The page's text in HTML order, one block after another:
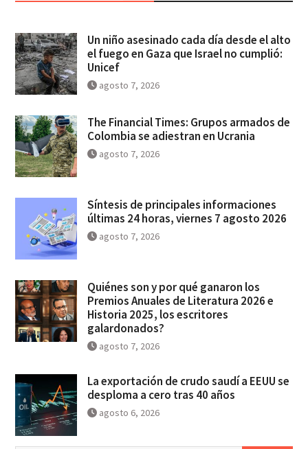
Un niño asesinado cada día desde el alto
el fuego en Gaza que Israel no cumplió:
Unicef
agosto 7, 2026
The Financial Times: Grupos armados de
Colombia se adiestran en Ucrania
agosto 7, 2026
Síntesis de principales informaciones
últimas 24 horas, viernes 7 agosto 2026
agosto 7, 2026
Quiénes son y por qué ganaron los
Premios Anuales de Literatura 2026 e
Historia 2025, los escritores
galardonados?
agosto 7, 2026
La exportación de crudo saudí a EEUU se
desploma a cero tras 40 años
agosto 6, 2026